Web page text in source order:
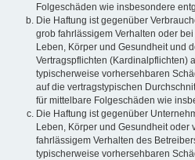
Folgeschäden wie insbesondere
Die Haftung ist gegenüber
grob fahrlässigem Verhalten oder
Leben, Körper und Gesundheit und
Vertragspflichten (Kardinalpflichten)
typischerweise vorhersehbaren
auf die vertragstypischen
für mittelbare Folgeschäden wie
Die Haftung ist gegenüber
Leben, Körper und Gesundheit oder
fahrlässigem Verhalten des
typischerweise vorhersehbaren